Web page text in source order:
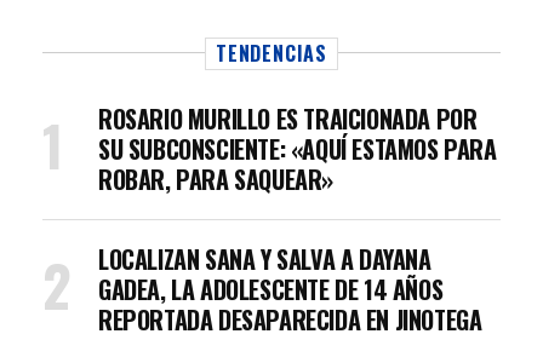
TENDENCIAS
ROSARIO MURILLO ES TRAICIONADA POR
SU SUBCONSCIENTE: «AQUÍ ESTAMOS PARA
ROBAR, PARA SAQUEAR»
LOCALIZAN SANA Y SALVA A DAYANA
GADEA, LA ADOLESCENTE DE 14 AÑOS
REPORTADA DESAPARECIDA EN JINOTEGA